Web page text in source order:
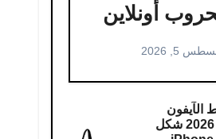
أونلاين
5, 2026
الآيفون
للاندرويد 2026 شكل